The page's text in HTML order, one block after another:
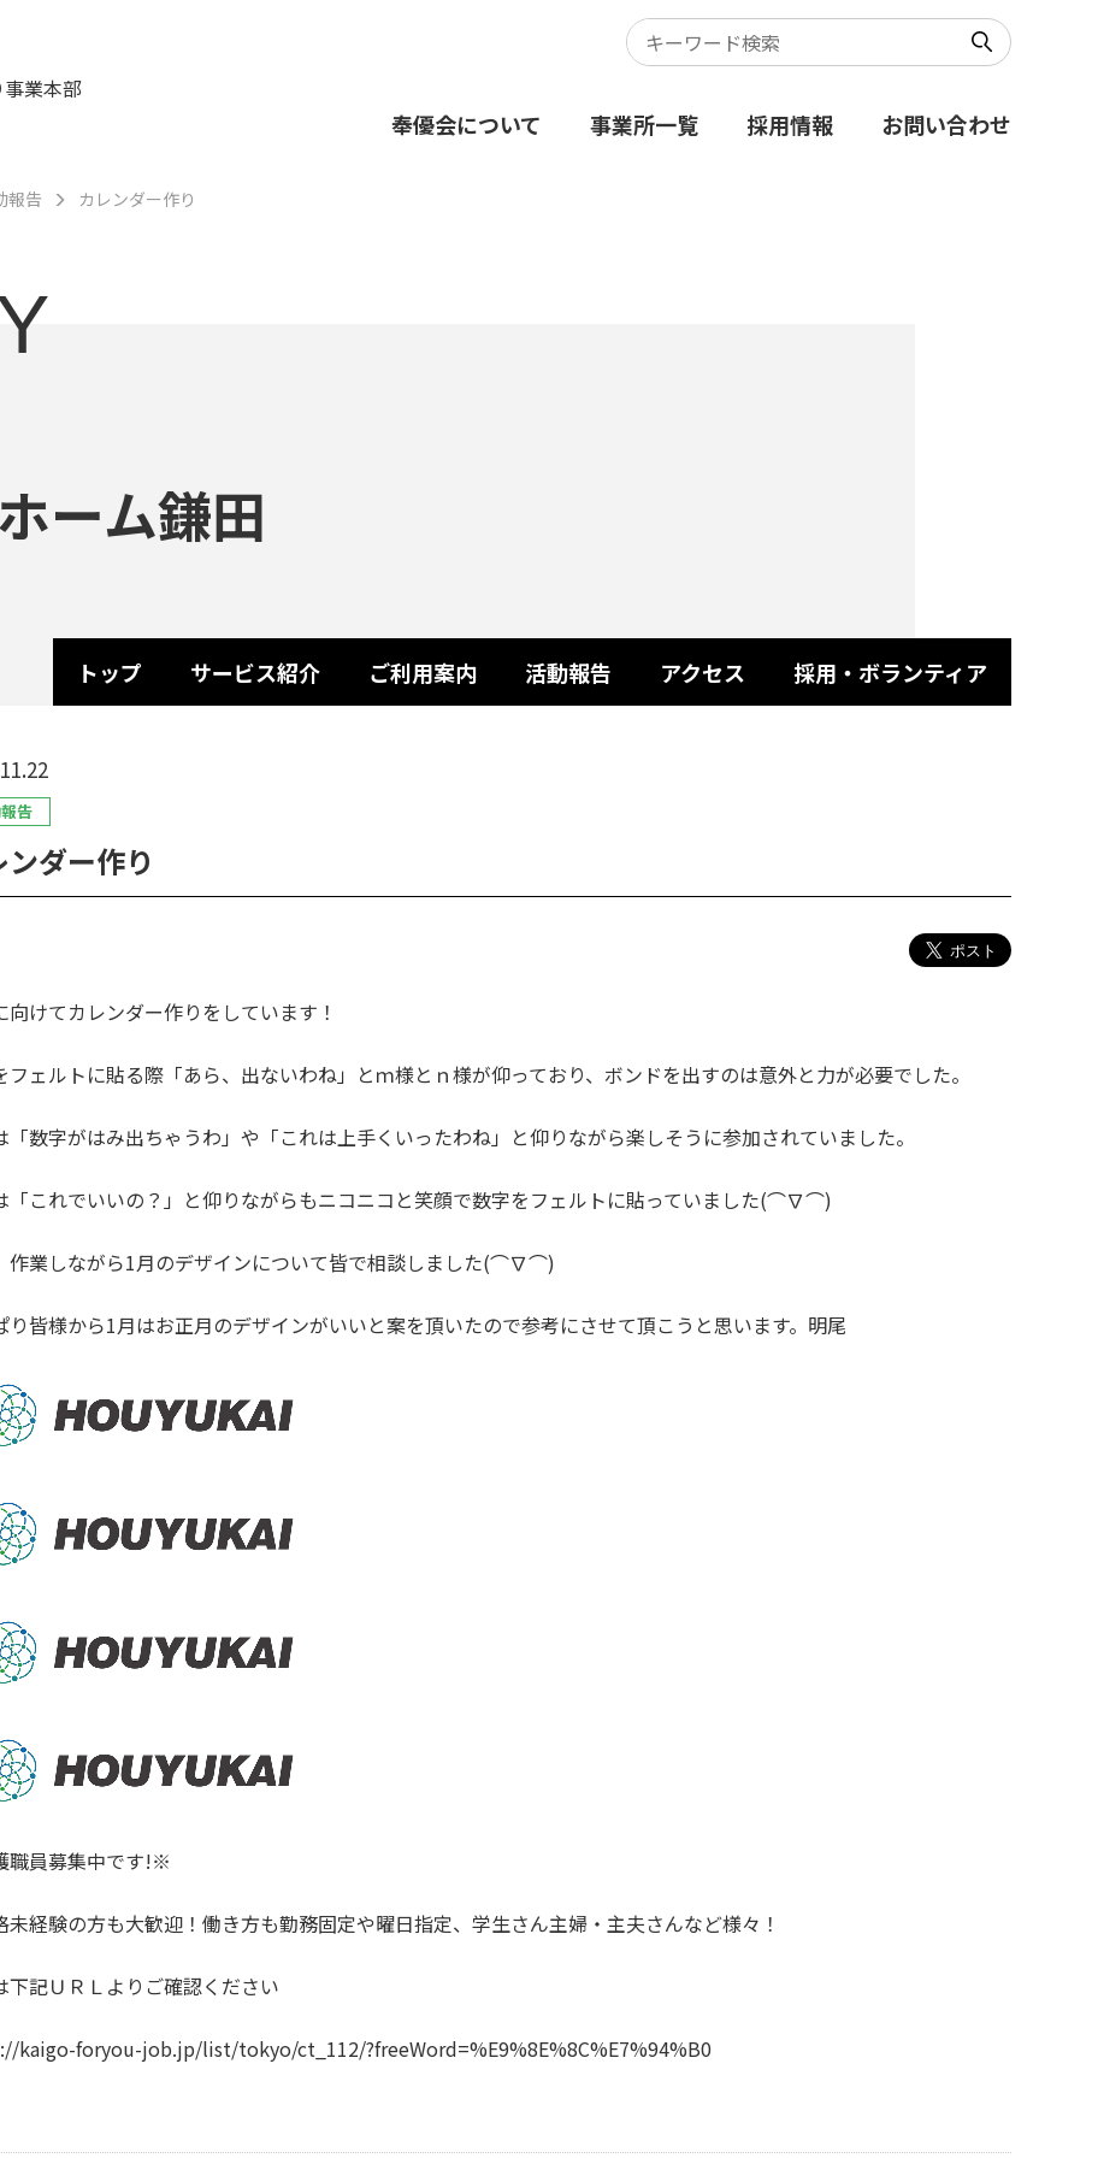
業本部
奉優会について 事業所一覧 採用情報 お問い合わせ
報告 カレンダー作り
ーム鎌田
トップ サービス紹介 ご利用案内 活動報告 アクセス 採用・ボランティア
告
ンダー作り
向けてカレンダー作りをしています！
フェルトに貼る際「あら、出ないわね」とｍ様とｎ様が仰っており、ボンドを出すのは意外と力が必要でした。
「数字がはみ出ちゃうわ」や「これは上手くいったわね」と仰りながら楽しそうに参加されていました。
「これでいいの？」と仰りながらもニコニコと笑顔で数字をフェルトに貼っていました(⌒∇⌒)
作業しながら1月のデザインについて皆で相談しました(⌒∇⌒)
り皆様から1月はお正月のデザインがいいと案を頂いたので参考にさせて頂こうと思います。明尾
職員募集中です!※
未経験の方も大歓迎！働き方も勤務固定や曜日指定、学生さん主婦・主夫さんなど様々！
下記ＵＲＬよりご確認ください
kaigo-foryou-job.jp/list/tokyo/ct_112/?freeWord=%E9%8E%8C%E7%94%B0